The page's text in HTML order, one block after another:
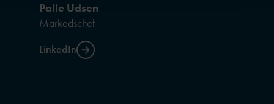
Palle Udsen
Markedschef
LinkedIn